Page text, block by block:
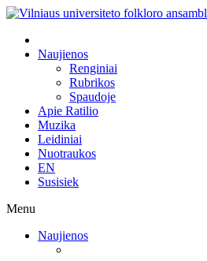
Naujienos
Renginiai
Rubrikos
Spaudoje
Apie Ratilio
Muzika
Leidiniai
Nuotraukos
EN
Susisiek
Menu
Naujienos